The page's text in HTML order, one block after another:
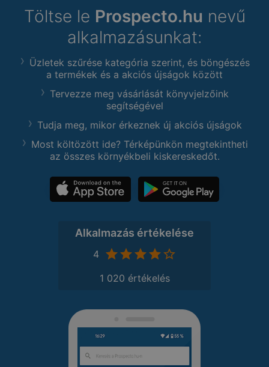
Töltse le Prospecto.hu nevű
alkalmazásunkat:
Üzletek szűrése kategória szerint, és böngészés
a termékek és a akciós újságok között
Tervezze meg vásárlását könyvjelzőink
segítségével
Tudja meg, mikor érkeznek új akciós újságok
Most költözött ide? Térképünkön megtekintheti
az összes környékbeli kiskereskedőt.
Alkalmazás értékelése
4
1 020 értékelés